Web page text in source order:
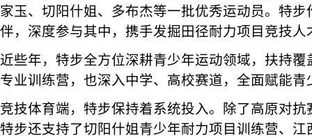
家玉、切阳什姐、多布杰等一批优秀运动员。特
伴，深度参与其中，携手发掘田径耐力项目竞技人
近些年，特步全方位深耕青少年运动领域，扶持
专业训练营，也深入中学、高校赛道，全面赋能
竞技体育端，特步保持着系统投入。除了高原对
特步还支持了切阳什姐青少年耐力项目训练营、